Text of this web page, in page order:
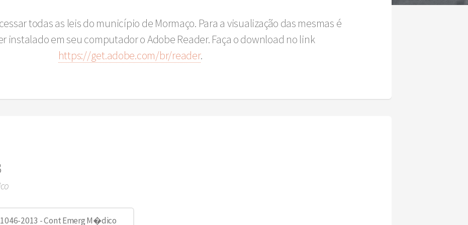
todas as leis do município de Mormaço. Para a visualização das mesmas é
instalado em seu computador o Adobe Reader. Faça o download no link
https://get.adobe.com/br/reader.
2013 - Cont Emerg M�dico